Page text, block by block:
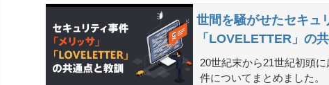
世間を騒がせたセキュ
「LOVELETTER」の
20世紀末から21世紀初頭
件についてまとめました。